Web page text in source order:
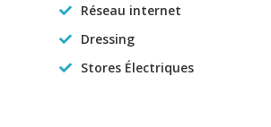
Réseau internet
Dressing
Stores Électriques